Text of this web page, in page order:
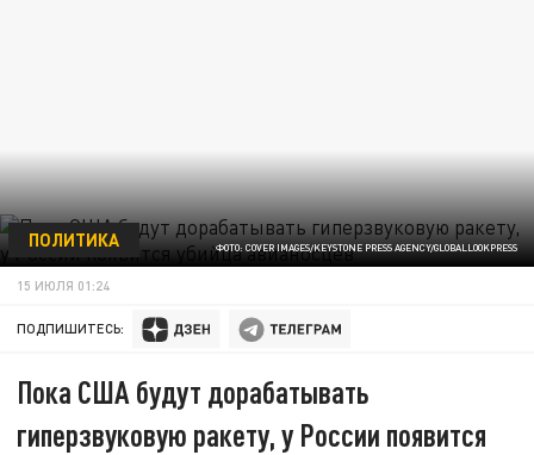
ФОТО: COVER IMAGES/KEYSTONE PRESS AGENCY/GLOBALLOOKPRESS
ПОЛИТИКА
15 ИЮЛЯ 01:24
ПОДПИШИТЕСЬ:
Пока США будут дорабатывать
гиперзвуковую ракету, у России появится